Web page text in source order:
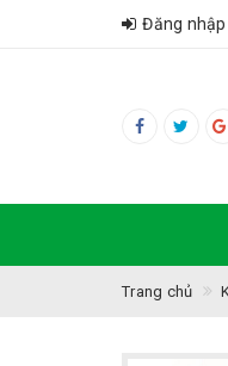
Đăng nhập
Trang chủ